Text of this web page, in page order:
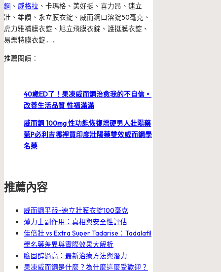
鋼 、 威格拉 、卡瑪格、美好挺、喜力昂、速立
壯、雄讚、永立膜衣錠、威而鋼口溶錠50毫克、
虎力雅補膜衣錠、旭立飛膜衣錠、護挺膜衣錠、
易樂特膜衣錠… …
推薦閱讀：
40歲ED了！果凍威而鋼治愈我的不自信。
改善生活品質 性福滿滿
威而鋼 100mg 性功能恢復增硬男人壯陽藥
藍P必利吉哪裡買印度壯陽藥雙效威而鋼學
名藥
推薦內容
威而鋼平替~速立壯膜衣錠100毫克
薄力士副作用：真相與安全性評估
佳倍壯 vs Extra Super Tadarise：Tadalafil
學名藥差異與實際效果大解析
膽固醇過高：最新治療方法與潛力
果凍威而鋼是什麼？為什麼這麼受歡迎？